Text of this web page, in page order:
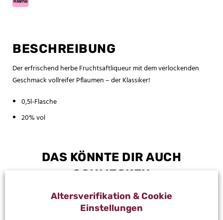
BESCHREIBUNG
Der erfrischend herbe Fruchtsaftliqueur mit dem verlockenden
Geschmack vollreifer Pflaumen – der Klassiker!
0,5l-Flasche
20% vol
DAS KÖNNTE DIR AUCH
SCHMECKEN
Altersverifikation & Cookie
Einstellungen